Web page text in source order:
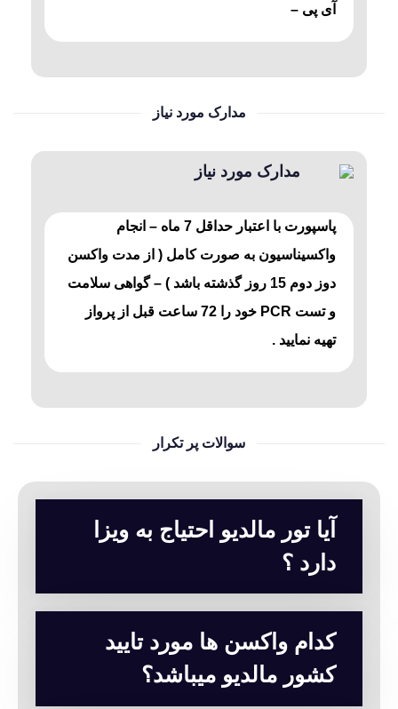
آی پی –
مدارک مورد نیاز
مدارک مورد نیاز
پاسپورت با اعتبار حداقل 7 ماه – انجام
واکسیناسیون به صورت کامل ( از مدت واکسن
دوز دوم 15 روز گذشته باشد ) – گواهی سلامت
و تست PCR خود را 72 ساعت قبل از پرواز
تهیه نمایید .
سوالات پر تکرار
آیا تور مالدیو احتیاج به ویزا
دارد ؟
کدام واکسن ها مورد تایید
کشور مالدیو میباشد؟